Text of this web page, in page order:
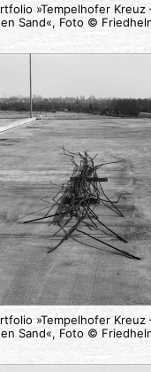
»Tempelhofer Kreuz
Sand«, Foto ©
»Tempelhofer Kreuz
Sand«, Foto ©